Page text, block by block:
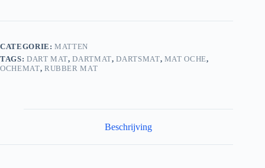
CATEGORIE:MATTEN
TAGS: DART MAT,DARTMAT,DARTSMAT, MAT OCHE,
OCHEMAT, RUBBER MAT
Beschrijving